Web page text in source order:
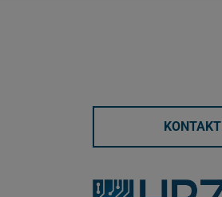
KONTAKT